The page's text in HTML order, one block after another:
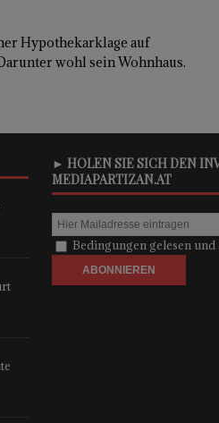
Hypothekarklage auf
wohl sein Wohnhaus.
► HOLEN SIE SICH DEN
MEDIAPARTIZAN.AT
Bedingungen gelesen